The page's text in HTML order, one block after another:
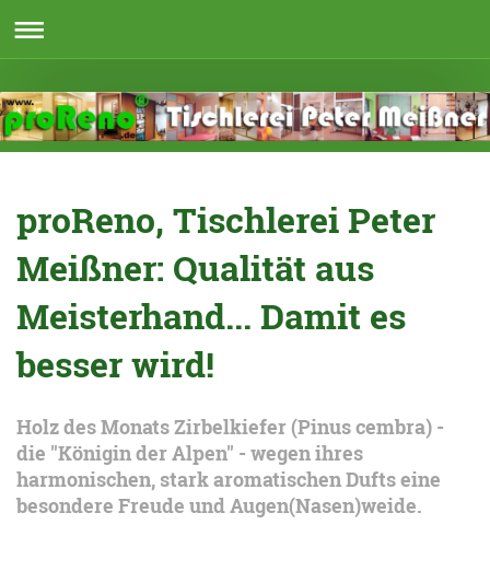
proReno, Tischlerei Peter
Meißner: Qualität aus
Meisterhand... Damit es
besser wird!
Holz des Monats Zirbelkiefer (Pinus cembra) -
die "Königin der Alpen" - wegen ihres
harmonischen, stark aromatischen Dufts eine
besondere Freude und Augen(Nasen)weide.